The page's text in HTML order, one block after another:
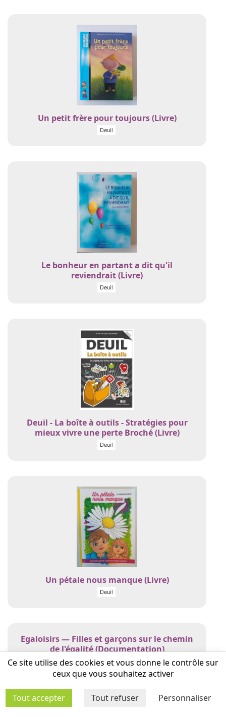
Un petit frère pour toujours (Livre)
Deuil
Le bonheur en partant a dit qu'il
reviendrait (Livre)
Deuil
Deuil - La boîte à outils - Stratégies pour
mieux vivre une perte Broché (Livre)
Deuil
Un pétale nous manque (Livre)
Deuil
Egaloisirs — Filles et garçons sur le chemin
de l'égalité (Documentation)
Citoyenneté - Laïcité valeurs de la république
Fiches pédagogiques sur l'égalité filles-
Ce site utilise des cookies et vous donne le contrôle sur
ceux que vous souhaitez activer
Tout accepter Tout refuser Personnaliser